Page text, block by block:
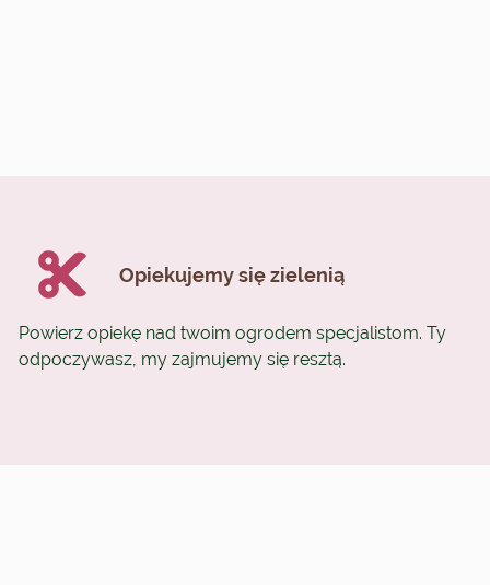
Opiekujemy się zielenią
Powierz opiekę nad twoim ogrodem specjalistom. Ty
odpoczywasz, my zajmujemy się resztą.